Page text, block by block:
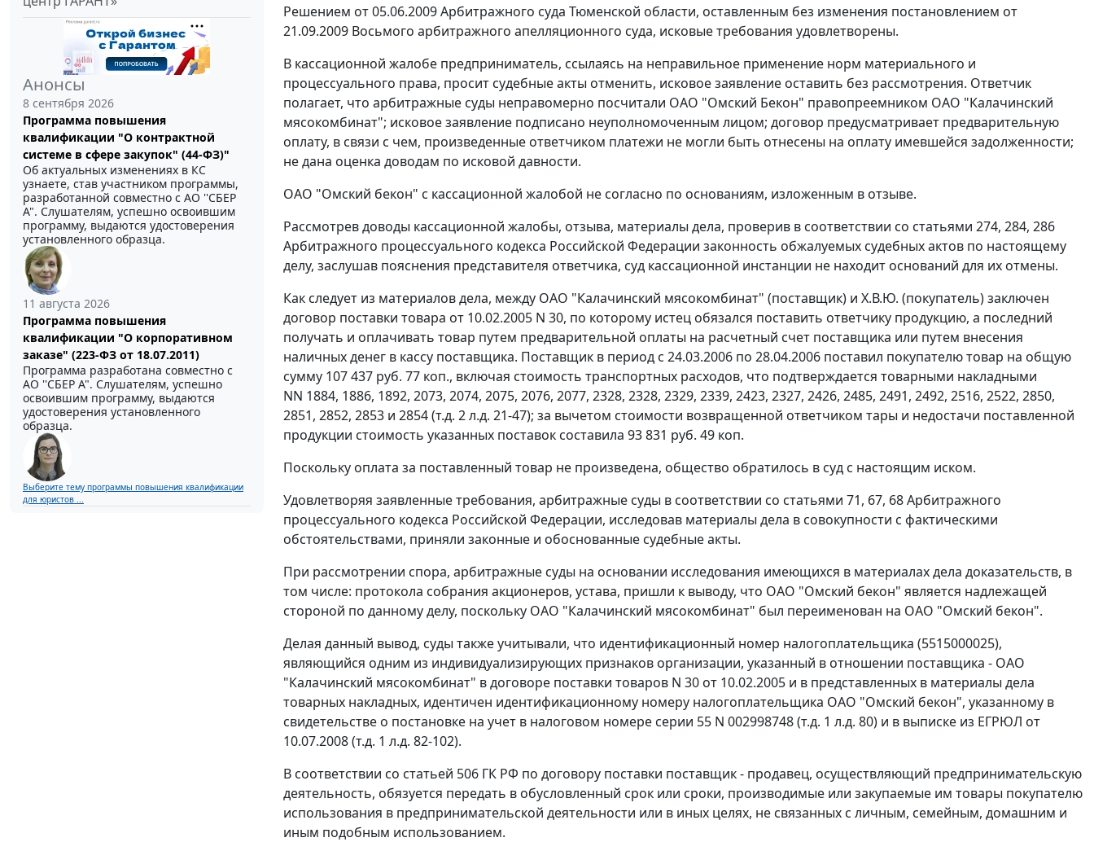
Анонсы
8 сентября 2026
Программа повышения
квалификации "О контрактной
системе в сфере закупок" (44-ФЗ)"
Об актуальных изменениях в КС
узнаете, став участником программы,
разработанной совместно с АО ''СБЕР
А". Слушателям, успешно освоившим
программу, выдаются удостоверения
установленного образца.
11 августа 2026
Программа повышения
квалификации "О корпоративном
заказе" (223-ФЗ от 18.07.2011)
Программа разработана совместно с
АО ''СБЕР А". Слушателям, успешно
освоившим программу, выдаются
удостоверения установленного
образца.
Выберите тему программы повышения квалификации
для юристов ...
Решением от 05.06.2009 Арбитражного суда Тюменской области, оставленным без изменения постановлением от
21.09.2009 Восьмого арбитражного апелляционного суда, исковые требования удовлетворены.
В кассационной жалобе предприниматель, ссылаясь на неправильное применение норм материального и
процессуального права, просит судебные акты отменить, исковое заявление оставить без рассмотрения. Ответчик
полагает, что арбитражные суды неправомерно посчитали ОАО "Омский Бекон" правопреемником ОАО "Калачинский
мясокомбинат"; исковое заявление подписано неуполномоченным лицом; договор предусматривает предварительную
оплату, в связи с чем, произведенные ответчиком платежи не могли быть отнесены на оплату имевшейся задолженности;
не дана оценка доводам по исковой давности.
ОАО "Омский бекон" с кассационной жалобой не согласно по основаниям, изложенным в отзыве.
Рассмотрев доводы кассационной жалобы, отзыва, материалы дела, проверив в соответствии со статьями 274, 284, 286
Арбитражного процессуального кодекса Российской Федерации законность обжалуемых судебных актов по настоящему
делу, заслушав пояснения представителя ответчика, суд кассационной инстанции не находит оснований для их отмены.
Как следует из материалов дела, между ОАО "Калачинский мясокомбинат" (поставщик) и Х.В.Ю. (покупатель) заключен
договор поставки товара от 10.02.2005 N 30, по которому истец обязался поставить ответчику продукцию, а последний
получать и оплачивать товар путем предварительной оплаты на расчетный счет поставщика или путем внесения
наличных денег в кассу поставщика. Поставщик в период с 24.03.2006 по 28.04.2006 поставил покупателю товар на общую
сумму 107 437 руб. 77 коп., включая стоимость транспортных расходов, что подтверждается товарными накладными
NN 1884, 1886, 1892, 2073, 2074, 2075, 2076, 2077, 2328, 2328, 2329, 2339, 2423, 2327, 2426, 2485, 2491, 2492, 2516, 2522, 2850,
2851, 2852, 2853 и 2854 (т.д. 2 л.д. 21-47); за вычетом стоимости возвращенной ответчиком тары и недостачи поставленной
продукции стоимость указанных поставок составила 93 831 руб. 49 коп.
Поскольку оплата за поставленный товар не произведена, общество обратилось в суд с настоящим иском.
Удовлетворяя заявленные требования, арбитражные суды в соответствии со статьями 71, 67, 68Арбитражного
процессуального кодекса Российской Федерации, исследовав материалы дела в совокупности с фактическими
обстоятельствами, приняли законные и обоснованные судебные акты.
При рассмотрении спора, арбитражные суды на основании исследования имеющихся в материалах дела доказательств, в
том числе: протокола собрания акционеров, устава, пришли к выводу, что ОАО "Омский бекон" является надлежащей
стороной по данному делу, поскольку ОАО "Калачинский мясокомбинат" был переименован на ОАО "Омский бекон".
Делая данный вывод, суды также учитывали, что идентификационный номер налогоплательщика (5515000025),
являющийся одним из индивидуализирующих признаков организации, указанный в отношении поставщика - ОАО
"Калачинский мясокомбинат" в договоре поставки товаров N 30 от 10.02.2005 и в представленных в материалы дела
товарных накладных, идентичен идентификационному номеру налогоплательщика ОАО "Омский бекон", указанному в
свидетельстве о постановке на учет в налоговом номере серии 55 N 002998748 (т.д. 1 л.д. 80) и в выписке из ЕГРЮЛ от
10.07.2008 (т.д. 1 л.д. 82-102).
В соответствии со статьей 506 ГК РФ по договору поставки поставщик - продавец, осуществляющий предпринимательскую
деятельность, обязуется передать в обусловленный срок или сроки, производимые или закупаемые им товары покупателю
использования в предпринимательской деятельности или в иных целях, не связанных с личным, семейным, домашним и
иным подобным использованием.